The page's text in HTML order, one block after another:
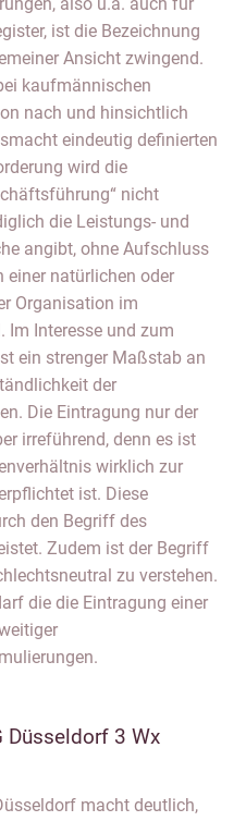
ist die Bezeichnung
Ansicht zwingend.
kaufmännischen
nach und hinsichtlich
eindeutig definierten
wird die
nicht
die Leistungs- und
angibt, ohne Aufschluss
einer natürlichen oder
Organisation im
Im Interesse und zum
ein strenger Maßstab an
der
Die Eintragung nur der
irreführend, denn es ist
wirklich zur
ist. Diese
den Begriff des
Zudem ist der Begriff
zu verstehen.
die die Eintragung einer
Düsseldorf 3 Wx
macht deutlich,